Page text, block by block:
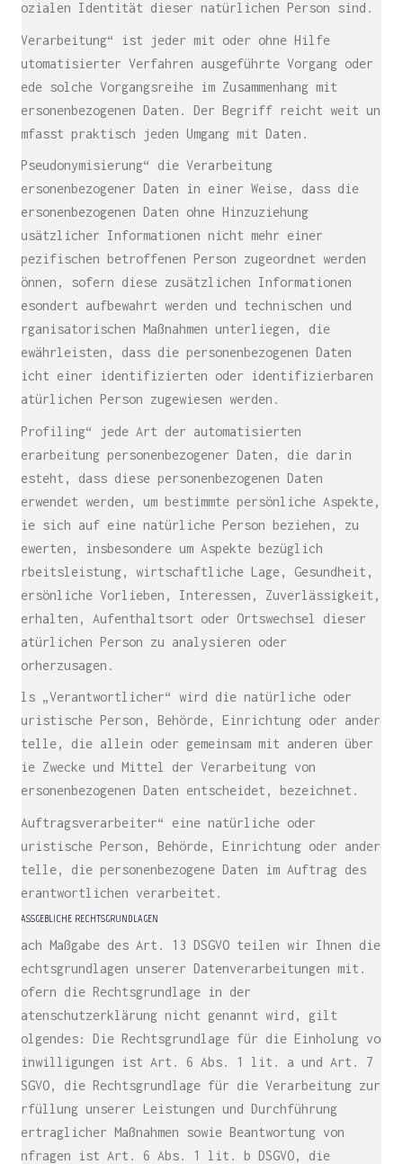
sozialen Identität dieser natürlichen Person sind.
„Verarbeitung“ ist jeder mit oder ohne Hilfe
automatisierter Verfahren ausgeführte Vorgang oder
jede solche Vorgangsreihe im Zusammenhang mit
personenbezogenen Daten. Der Begriff reicht weit und
umfasst praktisch jeden Umgang mit Daten.
„Pseudonymisierung“ die Verarbeitung
personenbezogener Daten in einer Weise, dass die
personenbezogenen Daten ohne Hinzuziehung
zusätzlicher Informationen nicht mehr einer
spezifischen betroffenen Person zugeordnet werden
können, sofern diese zusätzlichen Informationen
gesondert aufbewahrt werden und technischen und
organisatorischen Maßnahmen unterliegen, die
gewährleisten, dass die personenbezogenen Daten
nicht einer identifizierten oder identifizierbaren
natürlichen Person zugewiesen werden.
„Profiling“ jede Art der automatisierten
Verarbeitung personenbezogener Daten, die darin
besteht, dass diese personenbezogenen Daten
verwendet werden, um bestimmte persönliche Aspekte,
die sich auf eine natürliche Person beziehen, zu
bewerten, insbesondere um Aspekte bezüglich
Arbeitsleistung, wirtschaftliche Lage, Gesundheit,
persönliche Vorlieben, Interessen, Zuverlässigkeit,
Verhalten, Aufenthaltsort oder Ortswechsel dieser
natürlichen Person zu analysieren oder
vorherzusagen.
Als „Verantwortlicher“ wird die natürliche oder
juristische Person, Behörde, Einrichtung oder andere
Stelle, die allein oder gemeinsam mit anderen über
die Zwecke und Mittel der Verarbeitung von
personenbezogenen Daten entscheidet, bezeichnet.
„Auftragsverarbeiter“ eine natürliche oder
juristische Person, Behörde, Einrichtung oder andere
Stelle, die personenbezogene Daten im Auftrag des
Verantwortlichen verarbeitet.
MASSGEBLICHE RECHTSGRUNDLAGEN
Nach Maßgabe des Art. 13 DSGVO teilen wir Ihnen die
Rechtsgrundlagen unserer Datenverarbeitungen mit.
Sofern die Rechtsgrundlage in der
Datenschutzerklärung nicht genannt wird, gilt
Folgendes: Die Rechtsgrundlage für die Einholung von
Einwilligungen ist Art. 6 Abs. 1 lit. a und Art. 7
DSGVO, die Rechtsgrundlage für die Verarbeitung zur
Erfüllung unserer Leistungen und Durchführung
vertraglicher Maßnahmen sowie Beantwortung von
Anfragen ist Art. 6 Abs. 1 lit. b DSGVO, die